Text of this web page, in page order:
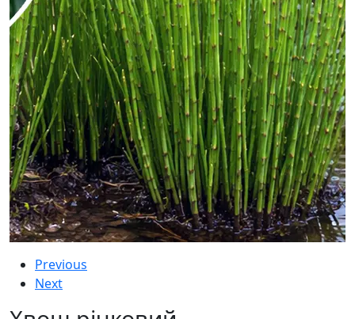
Previous
Next